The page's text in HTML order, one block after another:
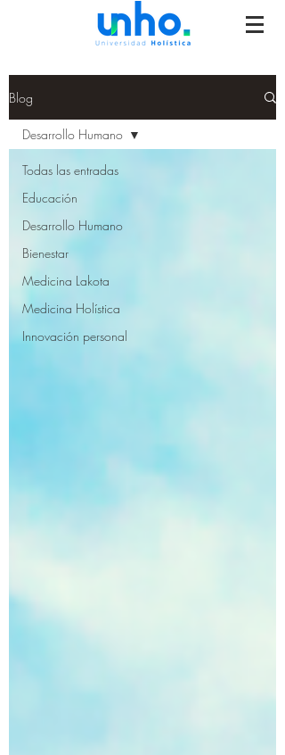
Blog
Todas las entradas
Educación
Desarrollo Humano
Bienestar
Medicina Lakota
Medicina Holística
Innovación personal
Desarrollo Humano